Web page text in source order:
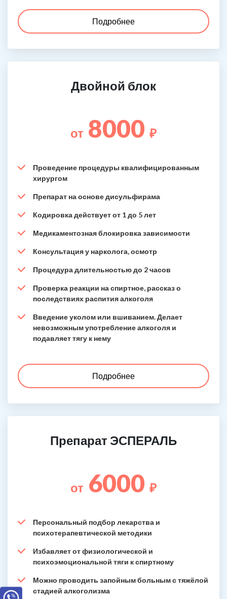
Подробнее
Двойной блок
от 8000 ₽
Проведение процедуры квалифицированным
хирургом
Препарат на основе дисульфирама
Кодировка действует от 1 до 5 лет
Медикаментозная блокировка зависимости
Консультация у нарколога, осмотр
Процедура длительностью до 2 часов
Проверка реакции на спиртное, рассказ о
последствиях распития алкоголя
Введение уколом или вшиванием. Делает
невозможным употребление алкоголя и
подавляет тягу к нему
Подробнее
Препарат ЭСПЕРАЛЬ
от 6000 ₽
Персональный подбор лекарства и
психотерапевтической методики
Избавляет от физиологической и
психоэмоциональной тяги к спиртному
Можно проводить запойным больным с тяжёлой
стадией алкоголизма